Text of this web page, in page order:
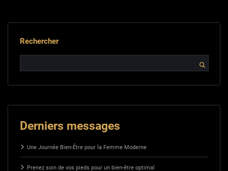
Rechercher
Derniers messages
Une Journée Bien-Être pour la Femme Moderne
Prenez soin de vos pieds pour un bien-être optimal